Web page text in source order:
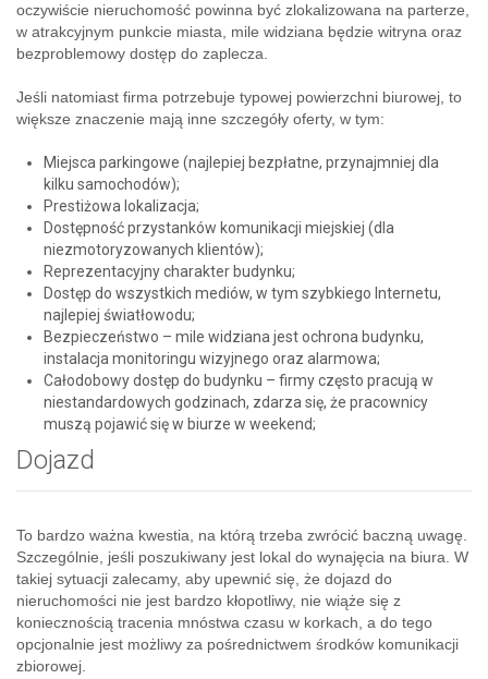
oczywiście nieruchomość powinna być zlokalizowana na parterze,
w atrakcyjnym punkcie miasta, mile widziana będzie witryna oraz
bezproblemowy dostęp do zaplecza.
Jeśli natomiast firma potrzebuje typowej powierzchni biurowej, to
większe znaczenie mają inne szczegóły oferty, w tym:
Miejsca parkingowe (najlepiej bezpłatne, przynajmniej dla
kilku samochodów);
Prestiżowa lokalizacja;
Dostępność przystanków komunikacji miejskiej (dla
niezmotoryzowanych klientów);
Reprezentacyjny charakter budynku;
Dostęp do wszystkich mediów, w tym szybkiego Internetu,
najlepiej światłowodu;
Bezpieczeństwo – mile widziana jest ochrona budynku,
instalacja monitoringu wizyjnego oraz alarmowa;
Całodobowy dostęp do budynku – firmy często pracują w
niestandardowych godzinach, zdarza się, że pracownicy
muszą pojawić się w biurze w weekend;
Dojazd
To bardzo ważna kwestia, na którą trzeba zwrócić baczną uwagę.
Szczególnie, jeśli poszukiwany jest lokal do wynajęcia na biura. W
takiej sytuacji zalecamy, aby upewnić się, że dojazd do
nieruchomości nie jest bardzo kłopotliwy, nie wiąże się z
koniecznością tracenia mnóstwa czasu w korkach, a do tego
opcjonalnie jest możliwy za pośrednictwem środków komunikacji
zbiorowej.